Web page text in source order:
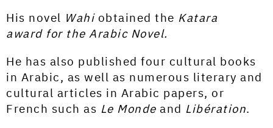
His novel Wahi obtained the Katara
award for the Arabic Novel.
He has also published four cultural books
in Arabic, as well as numerous literary and
cultural articles in Arabic papers, or
French such as Le Monde and Libération.